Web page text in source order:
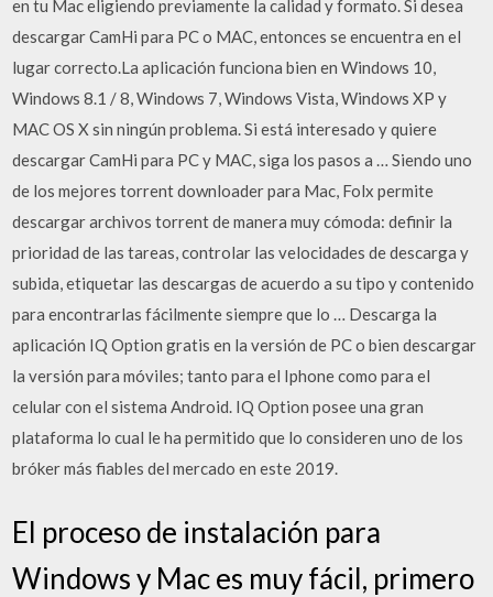
en tu Mac eligiendo previamente la calidad y formato. Si desea
descargar CamHi para PC o MAC, entonces se encuentra en el
lugar correcto.La aplicación funciona bien en Windows 10,
Windows 8.1 / 8, Windows 7, Windows Vista, Windows XP y
MAC OS X sin ningún problema. Si está interesado y quiere
descargar CamHi para PC y MAC, siga los pasos a … Siendo uno
de los mejores torrent downloader para Mac, Folx permite
descargar archivos torrent de manera muy cómoda: definir la
prioridad de las tareas, controlar las velocidades de descarga y
subida, etiquetar las descargas de acuerdo a su tipo y contenido
para encontrarlas fácilmente siempre que lo … Descarga la
aplicación IQ Option gratis en la versión de PC o bien descargar
la versión para móviles; tanto para el Iphone como para el
celular con el sistema Android. IQ Option posee una gran
plataforma lo cual le ha permitido que lo consideren uno de los
bróker más fiables del mercado en este 2019.
El proceso de instalación para
Windows y Mac es muy fácil, primero